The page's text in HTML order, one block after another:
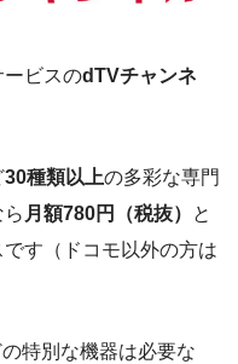
ービスのdTVチャンネ
30種類以上の多彩な専門
月額780円（税抜）
と
す（ドコモ以外の方は
特別な機器は必要な